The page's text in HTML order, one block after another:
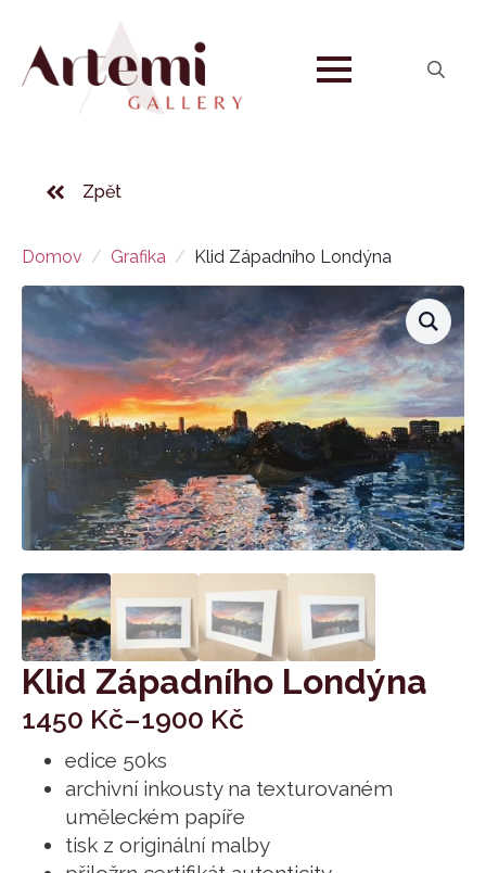
Zpět
Domov Grafika Klid Západního Londýna
Klid Západního Londýna
1450 Kč–1900 Kč
edice 50ks
archivní inkousty na texturovaném
uměleckém papíře
tisk z originální malby